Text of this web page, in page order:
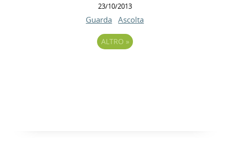
23/10/2013
Guarda Ascolta
ALTRO »